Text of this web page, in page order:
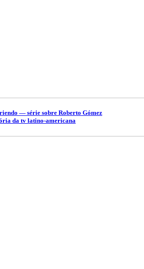
— série sobre Roberto Gómez
da tv latino-americana